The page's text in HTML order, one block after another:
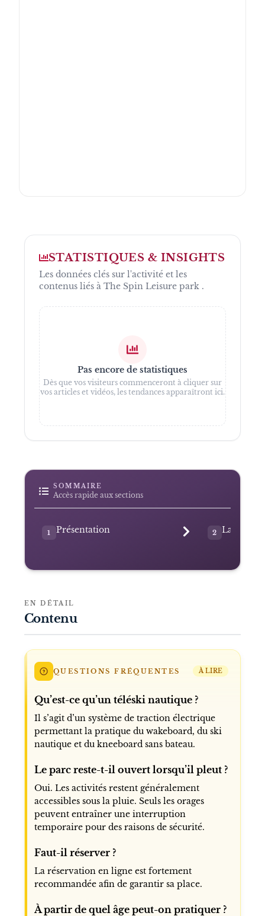
STATISTIQUES & INSIGHTS
Les données clés sur l'activité et les
contenus liés à The Spin Leisure park .
Pas encore de statistiques
Dès que vos visiteurs commenceront à cliquer sur
vos articles et vidéos, les tendances apparaîtront ici.
SOMMAIRE
Accès rapide aux sections
1 Présentation 2 La
EN DÉTAIL
Contenu
QUESTIONS FRÉQUENTES À LIRE
Qu’est-ce qu’un téléski nautique ?
Il s’agit d’un système de traction électrique
permettant la pratique du wakeboard, du ski
nautique et du kneeboard sans bateau.
Le parc reste-t-il ouvert lorsqu’il pleut ?
Oui. Les activités restent généralement
accessibles sous la pluie. Seuls les orages
peuvent entraîner une interruption
temporaire pour des raisons de sécurité.
Faut-il réserver ?
La réservation en ligne est fortement
recommandée afin de garantir sa place.
À partir de quel âge peut-on pratiquer ?